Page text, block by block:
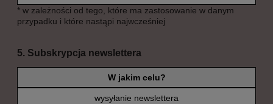
* w zależności od tego, które ma zastosowanie w danym
przypadku i które nastąpi najwcześniej
5. Subskrypcja newslettera
W jakim celu?
wysyłanie newslettera